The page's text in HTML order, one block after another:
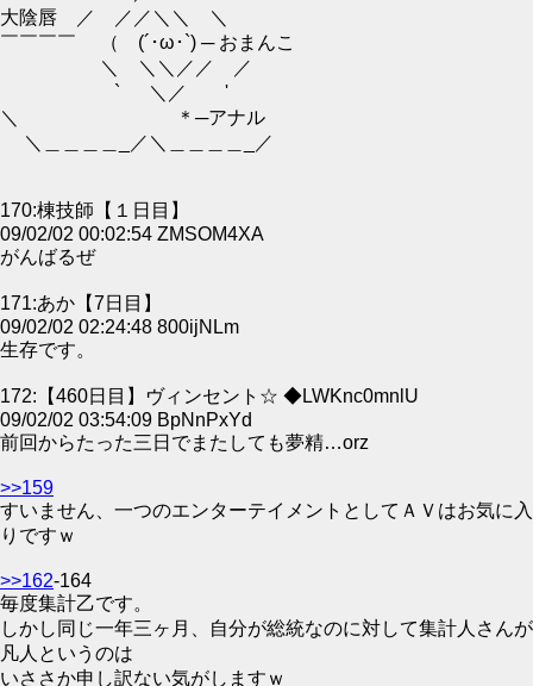
大陰唇 ／ ／／＼＼ ＼
￣￣￣￣ （ (´･ω･`) ─ おまんこ
＼ ＼＼／／ ／
` ＼／ '
＼ ＊─アナル
＼＿＿＿＿_／＼＿＿＿＿_／
170:棟技師【１日目】
09/02/02 00:02:54 ZMSOM4XA
がんばるぜ
171:あか【7日目】
09/02/02 02:24:48 800ijNLm
生存です。
172:【460日目】ヴィンセント☆ ◆LWKnc0mnlU
09/02/02 03:54:09 BpNnPxYd
前回からたった三日でまたしても夢精…orz
>>159
すいません、一つのエンターテイメントとしてＡＶはお気に入
りですｗ
>>162-164
毎度集計乙です。
しかし同じ一年三ヶ月、自分が総統なのに対して集計人さんが
凡人というのは
いささか申し訳ない気がしますｗ